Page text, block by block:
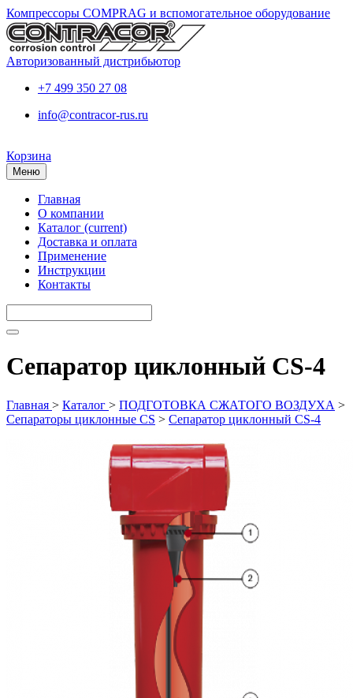
Компрессоры COMPRAG и вспомогательное оборудование
Авторизованный дистрибьютор
+7 499 350 27 08
info@contracor-rus.ru
Корзина
Меню
Главная
О компании
Каталог (current)
Доставка и оплата
Применение
Инструкции
Контакты
Сепаратор циклонный CS-4
Главная > Каталог > ПОДГОТОВКА СЖАТОГО ВОЗДУХА >
Сепараторы циклонные CS > Сепаратор циклонный CS-4